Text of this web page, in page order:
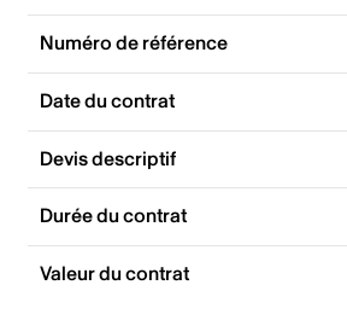
Numéro de référence
Date du contrat
Devis descriptif
Durée du contrat
Valeur du contrat